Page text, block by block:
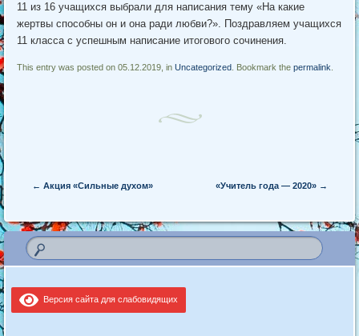
11 из 16 учащихся выбрали для написания тему «На какие
жертвы способны он и она ради любви?». Поздравляем учащихся
11 класса с успешным написание итогового сочинения.
This entry was posted on 05.12.2019, inUncategorized . Bookmark thepermalink
Post navigation
← Акция «Сильные духом» «Учитель года — 2020» →
Версия сайта для слабовидящих